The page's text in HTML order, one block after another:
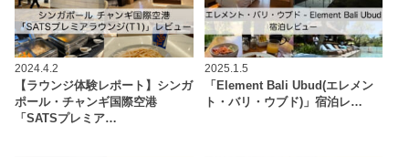
2024.4.2
【ラウンジ体験レポート】シンガ
ポール・チャンギ国際空港
「SATSプレミア…
2025.1.5
「Element Bali Ubud(エレメン
ト・バリ・ウブド)」宿泊レ…